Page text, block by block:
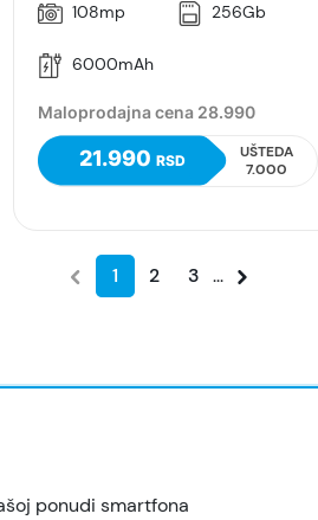
108mp 256Gb
6000mAh
Maloprodajna cena 28.990
21.990 RSD
UŠTEDA
7.000
1 2 3 ...
ponudi smartfona